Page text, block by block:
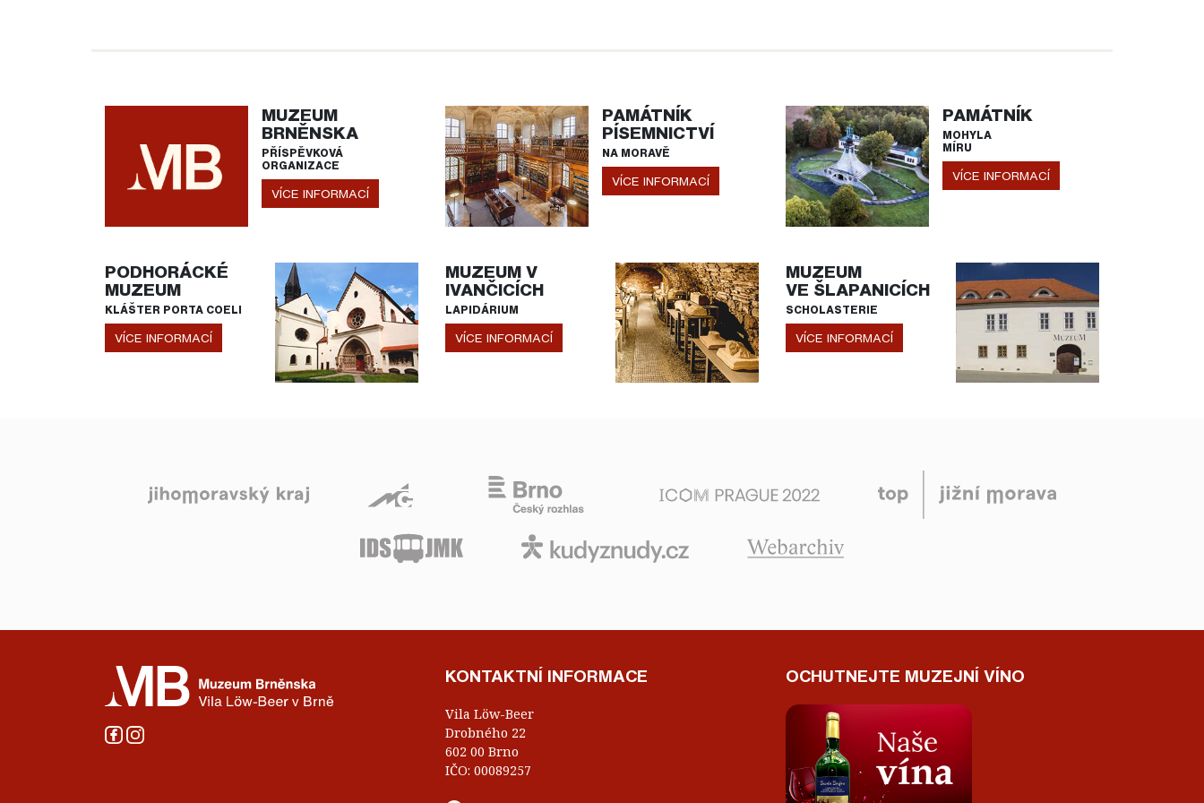
MUZEUM
BRNĚNSKA
PŘÍSPĚVKOVÁ
ORGANIZACE
VÍCE INFORMACÍ
PAMÁTNÍK
PÍSEMNICTVÍ
NA MORAVĚ
VÍCE INFORMACÍ
PAMÁTNÍK
MOHYLA
MÍRU
VÍCE INFORMACÍ
PODHORÁCKÉ
MUZEUM
KLÁŠTER PORTA COELI
VÍCE INFORMACÍ
MUZEUM V
IVANČICÍCH
LAPIDÁRIUM
VÍCE INFORMACÍ
MUZEUM
VE ŠLAPANICÍCH
SCHOLASTERIE
VÍCE INFORMACÍ
KONTAKTNÍ INFORMACE
Vila Löw-Beer
Drobného 22
602 00 Brno
IČO: 00089257
OCHUTNEJTE MUZEJNÍ VÍNO